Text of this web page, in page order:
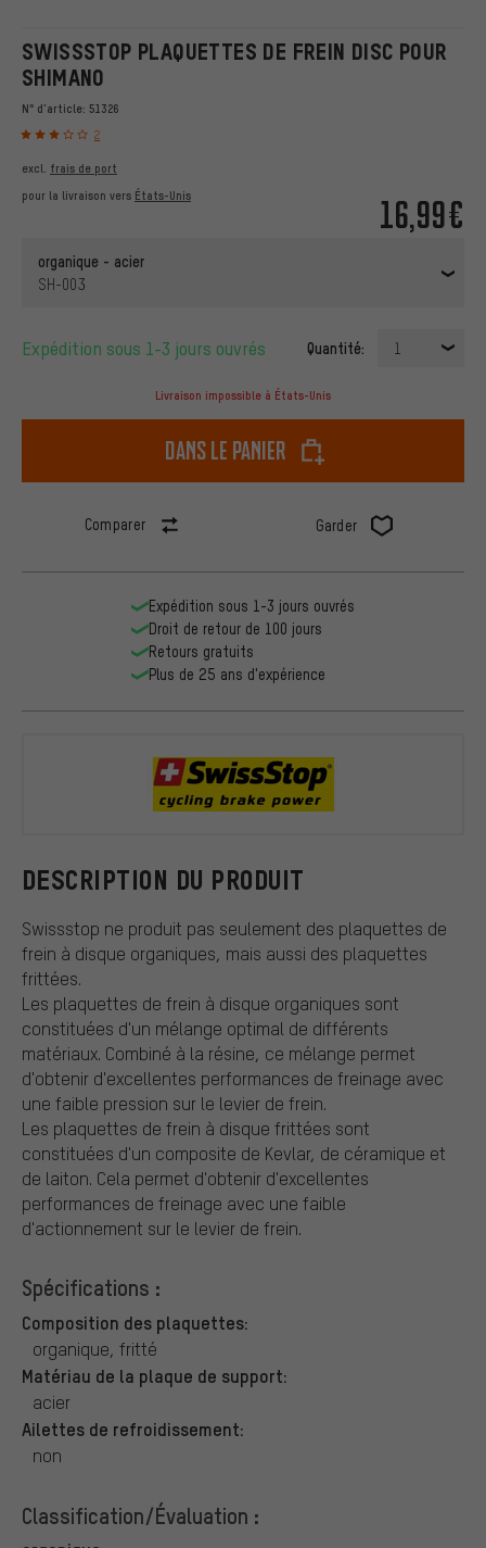
SWISSSTOP PLAQUETTES DE FREIN DISC POUR
SHIMANO
N° d'article: 51326
2
16,99€
excl. frais de port
pour la livraison vers États-Unis
organique - acier
SH-003
Expédition sous 1-3 jours ouvrés Quantité: 1
Livraison impossible à États-Unis
dans le panier
Comparer Garder
DESCRIPTION DU PRODUIT
Swissstop ne produit pas seulement des plaquettes de
frein à disque organiques, mais aussi des plaquettes
frittées.
Les plaquettes de frein à disque organiques sont
constituées d'un mélange optimal de différents
matériaux. Combiné à la résine, ce mélange permet
d'obtenir d'excellentes performances de freinage avec
une faible pression sur le levier de frein.
Les plaquettes de frein à disque frittées sont
constituées d'un composite de Kevlar, de céramique et
de laiton. Cela permet d'obtenir d'excellentes
performances de freinage avec une faible
d'actionnement sur le levier de frein.
Spécifications :
Composition des plaquettes:
organique, fritté
Matériau de la plaque de support:
acier
Ailettes de refroidissement:
non
Classification/Évaluation :
Expédition sous 1-3 jours ouvrés
Droit de retour de 100 jours
Retours gratuits
Plus de 25 ans d'expérience